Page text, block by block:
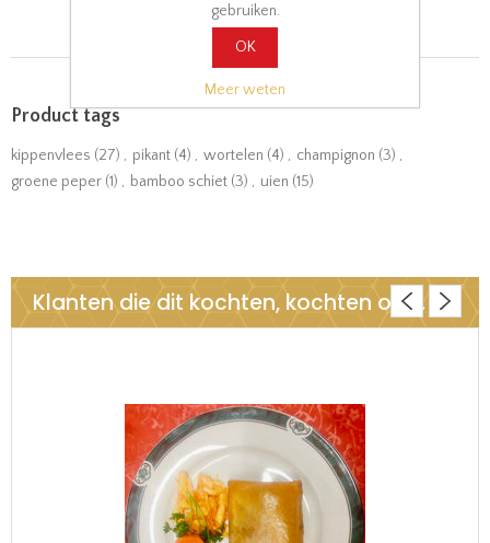
Product tags
kippenvlees (27) , pikant (4) , wortelen (4) , champignon (3) ,
groene peper (1) , bamboo schiet (3) , uien (15)
Klanten die dit kochten, kochten ook..
gebruiken.
OK
Meer weten